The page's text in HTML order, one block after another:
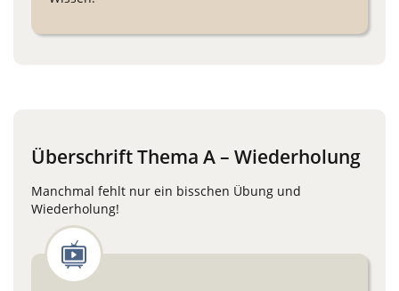
Überschrift Thema A – Wiederholung
Manchmal fehlt nur ein bisschen Übung und
Wiederholung!